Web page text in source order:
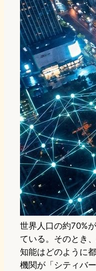
世界人口の約70%
ている。そのとき
知能はどのように
機関が「シティバ